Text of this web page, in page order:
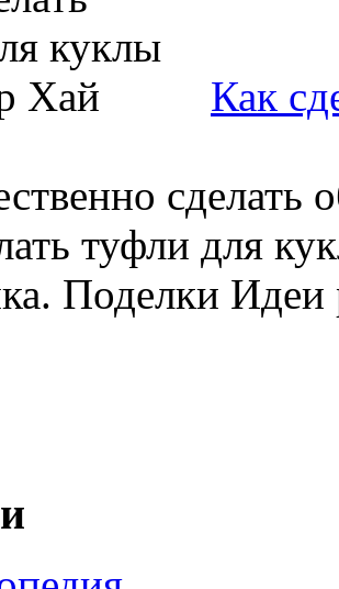
Как
сделать
туфли для
Поделки